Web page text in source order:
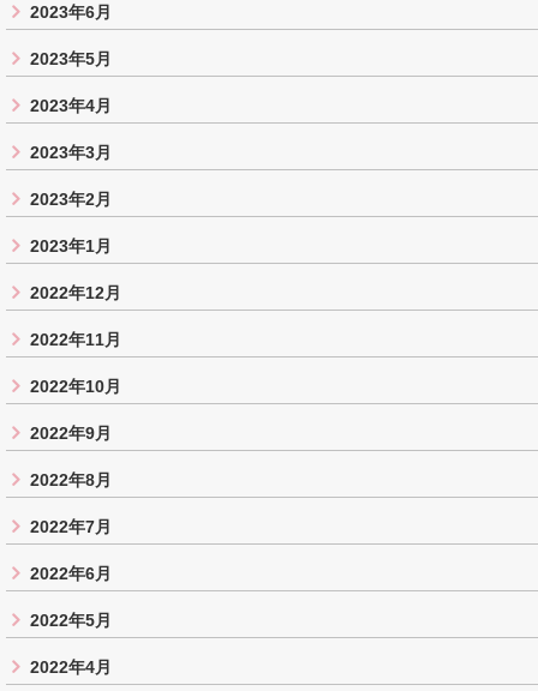
2023年6月
2023年5月
2023年4月
2023年3月
2023年2月
2023年1月
2022年12月
2022年11月
2022年10月
2022年9月
2022年8月
2022年7月
2022年6月
2022年5月
2022年4月